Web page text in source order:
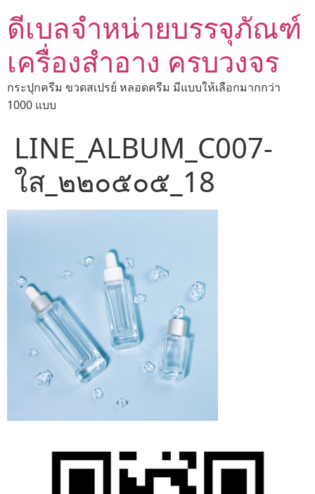
ดีเบลจำหน่ายบรรจุภัณฑ์
เครื่องสำอาง ครบวงจร
กระปุกครีม ขวดสเปรย์ หลอดครีม มีแบบให้เลือกมากกว่า
1000 แบบ
LINE_ALBUM_C007-
ใส_๒๒๐๕๐๕_18